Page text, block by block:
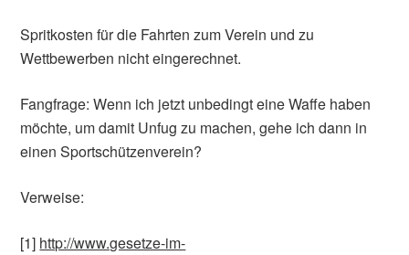
Spritkosten für die Fahrten zum Verein und zu
Wettbewerben nicht eingerechnet.
Fangfrage: Wenn ich jetzt unbedingt eine Waffe haben
möchte, um damit Unfug zu machen, gehe ich dann in
einen Sportschützenverein?
Verweise:
[1] http://www.gesetze-im-